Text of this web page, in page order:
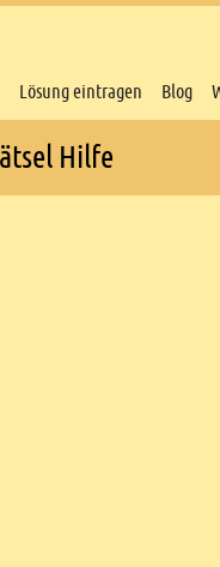
Lösung eintragen Blog
Hilfe